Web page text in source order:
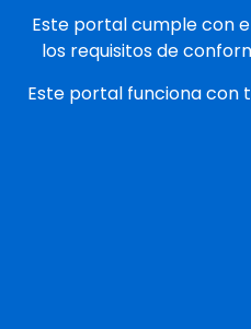
Este portal cumple con
los requisitos de
Este portal funciona con